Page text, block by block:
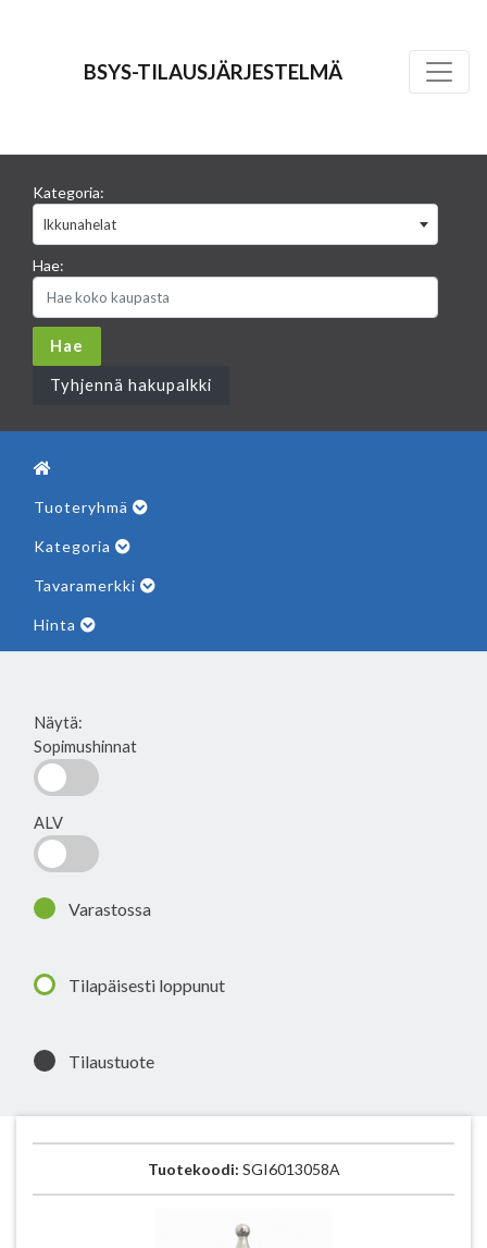
BSYS-TILAUSJÄRJESTELMÄ
Kategoria:
Ikkunahelat
Hae:
Tyhjennä hakupalkki
Tuoteryhmä
Kategoria
Tavaramerkki
Hinta
Näytä:
Sopimushinnat
ALV
Varastossa
Tilapäisesti loppunut
Tilaustuote
Tuotekoodi: SGI6013058A